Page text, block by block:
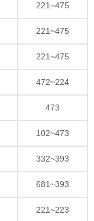
221~475
221~475
221~475
472~224
473
102~473
332~393
681~393
221~223